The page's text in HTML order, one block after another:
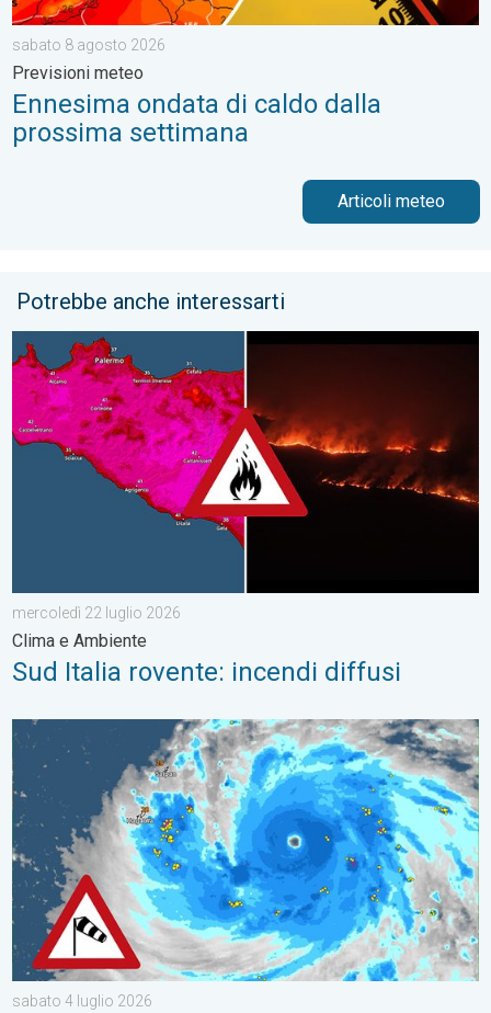
sabato 8 agosto 2026
Previsioni meteo
Ennesima ondata di caldo dalla
prossima settimana
Articoli meteo
Potrebbe anche interessarti
Sud Italia rovente: incendi diffusi. Clima e Ambiente. . .
mercoledì 22 luglio 2026
Clima e Ambiente
Sud Italia rovente: incendi diffusi
BAVI sta per diventare super-tifone!. Cronaca estera. . .
sabato 4 luglio 2026